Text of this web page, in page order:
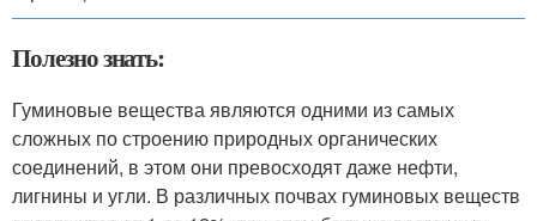
Полезно знать:
Гуминовые вещества являются одними из самых
сложных по строению природных органических
соединений, в этом они превосходят даже нефти,
лигнины и угли. В различных почвах гуминовых веществ